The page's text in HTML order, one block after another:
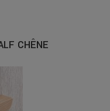
CHÊNE